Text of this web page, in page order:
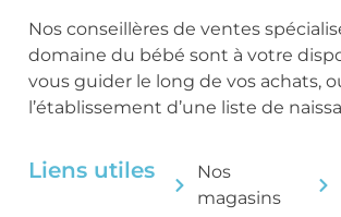
Nos conseillères de ventes
domaine du bébé sont à votre
vous guider le long de vos achats,
l’établissement d’une liste de
Liens utiles
Nos
magasins